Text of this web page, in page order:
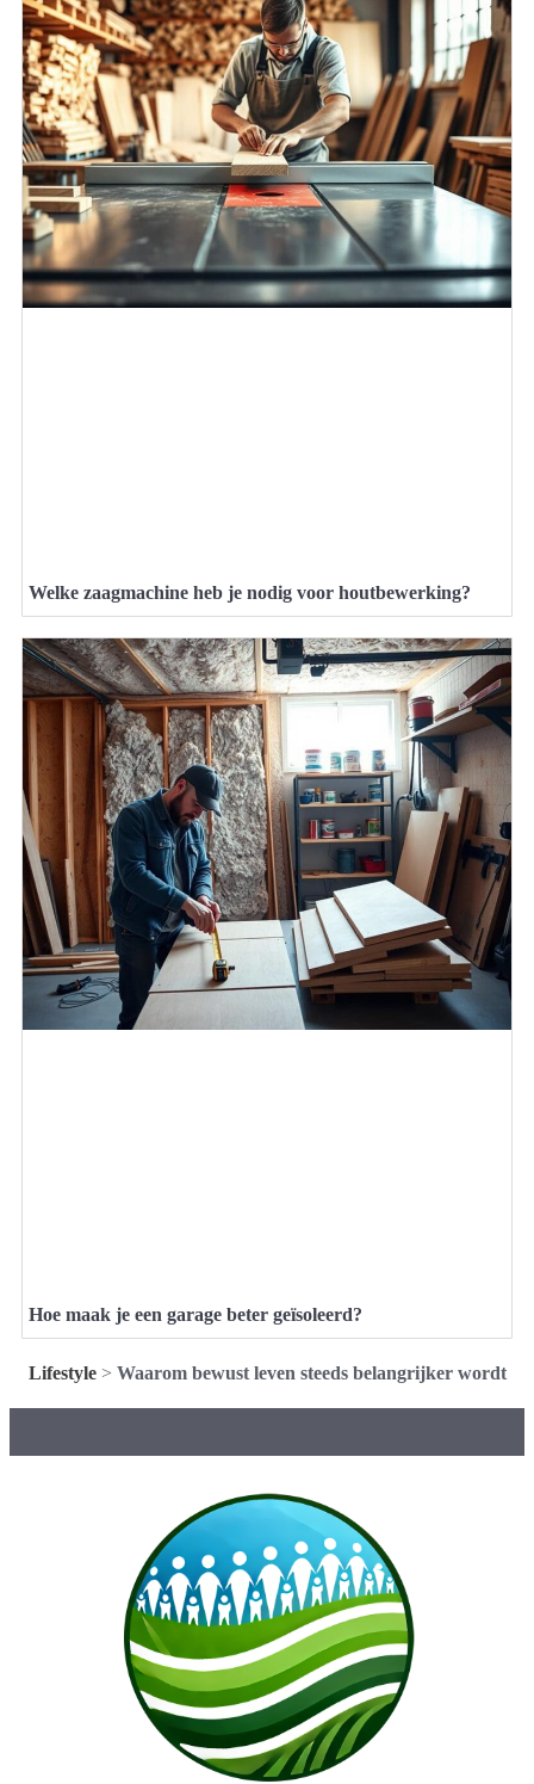
Welke zaagmachine heb je nodig voor houtbewerking?
Hoe maak je een garage beter geïsoleerd?
Lifestyle> Waarom bewust leven steeds belangrijker wordt